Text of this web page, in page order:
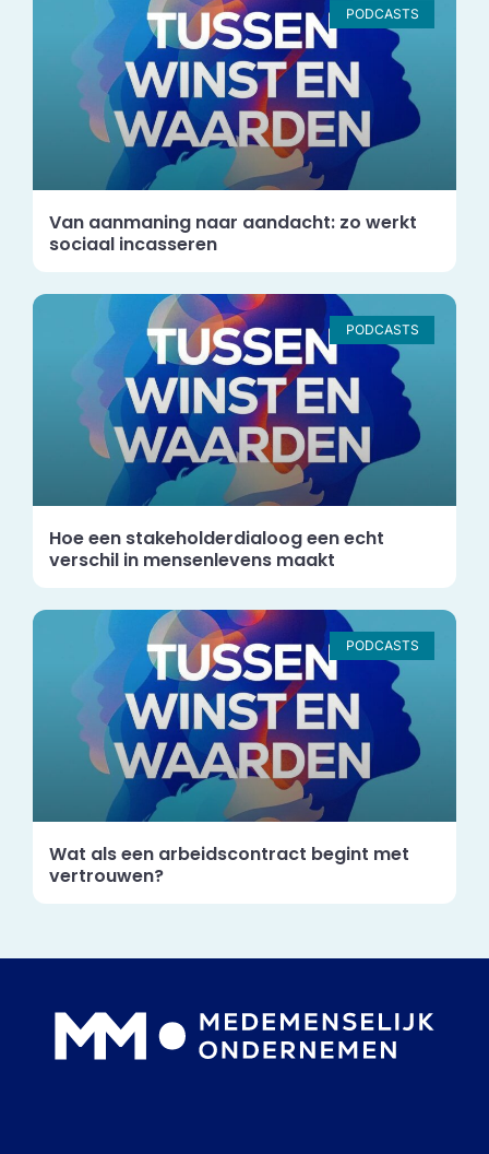
PODCASTS
Van aanmaning naar aandacht: zo werkt
sociaal incasseren
PODCASTS
Hoe een stakeholderdialoog een echt
verschil in mensenlevens maakt
PODCASTS
Wat als een arbeidscontract begint met
vertrouwen?